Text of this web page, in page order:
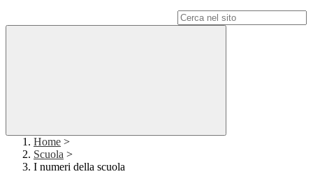
Home >
Scuola >
I numeri della scuola